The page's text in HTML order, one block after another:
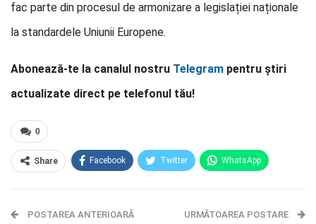
fac parte din procesul de armonizare a legislației naționale
la standardele Uniunii Europene.
Abonează-te la canalul nostru Telegram pentru știri
actualizate direct pe telefonul tău!
0
Share Facebook Twitter WhatsApp
Telegram OK.ru
POSTAREA ANTERIOARĂ URMĂTOAREA POSTARE